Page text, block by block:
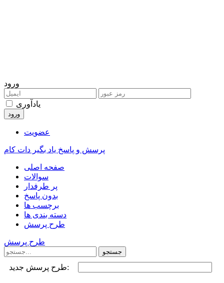
ورود
یادآوری
عضویت
پرسش و پاسخ یاد بگیر دات کام
صفحه اصلی
سوالات
پر طرفدار
بدون پاسخ
برچسب ها
دسته بندی ها
طرح پرسش
طرح پرسش
طرح پرسش جدید: